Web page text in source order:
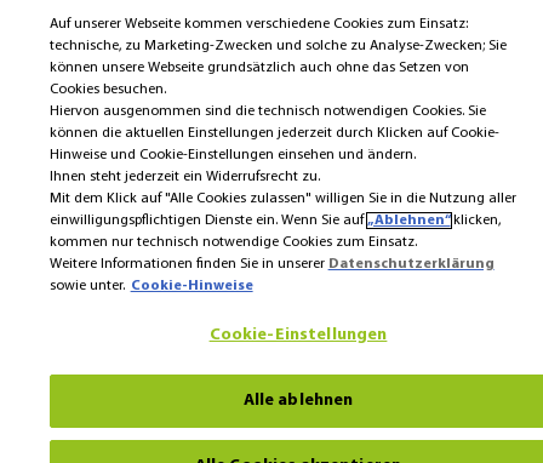
Auf unserer Webseite kommen verschiedene Cookies zum Einsatz:
technische, zu Marketing-Zwecken und solche zu Analyse-Zwecken; Sie
können unsere Webseite grundsätzlich auch ohne das Setzen von
Cookies besuchen.
Hiervon ausgenommen sind die technisch notwendigen Cookies. Sie
können die aktuellen Einstellungen jederzeit durch Klicken auf Cookie-
Hinweise und Cookie-Einstellungen einsehen und ändern.
Ihnen steht jederzeit ein Widerrufsrecht zu.
Mit dem Klick auf "Alle Cookies zulassen" willigen Sie in die Nutzung aller
einwilligungspflichtigen Dienste ein. Wenn Sie auf„Ablehnen“ klicken,
kommen nur technisch notwendige Cookies zum Einsatz.
Weitere Informationen finden Sie in unserer Datenschutzerklärung
sowie unter. Cookie-Hinweise
Cookie-Einstellungen
Alle ablehnen